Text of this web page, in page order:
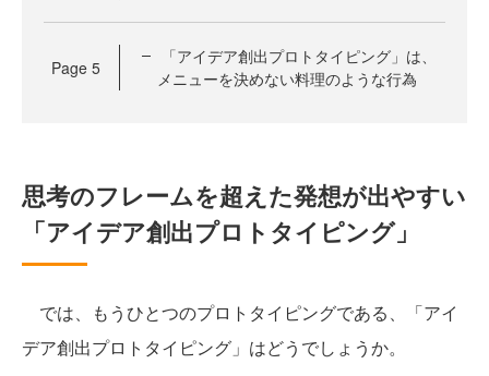
Page 5
「アイデア創出プロトタイピング」は、
メニューを決めない料理のような行為
思考のフレームを超えた発想が出やすい
「アイデア創出プロトタイピング」
では、もうひとつのプロトタイピングである、「アイ
デア創出プロトタイピング」はどうでしょうか。